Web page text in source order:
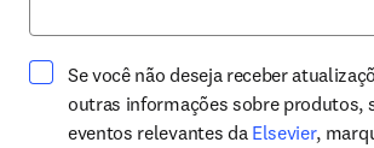
Se você não deseja receber
outras informações sobre produtos,
eventos relevantes da Elsevieropens
,